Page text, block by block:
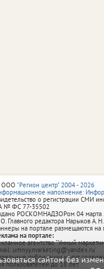
сайтом без
"Регион центр" 2004 - 2026
наполнение:
о регистрации СМИ
№ ФС 77‑35502
РОСКОМНАДЗОРом 04 марта
Главного редактора Нарыков А. Н.
на портале размещаются на
на портале:
агентство "Умный
umnyy.marketing@yandex.ru
публикации могут
пользователей до 18 лет.